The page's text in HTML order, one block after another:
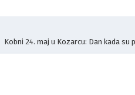
Kobni 24. maj u Kozarcu: Dan kada